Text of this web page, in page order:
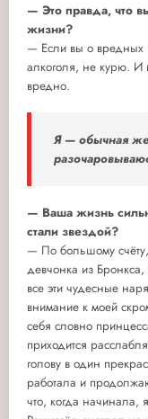
— Это правда, что
жизни?
— Если вы о вредных
алкоголя, не курю. И
вредно.
Я — обычная
— Ваша жизнь
стали звездой?
— По большому
девчонка из
все эти чудесные
внимание к моей
себя словно
приходится
голову в один
работала и
что, когда начинала,